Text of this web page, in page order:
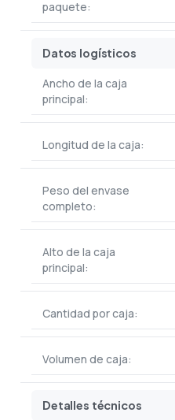
paquete:
Datos logísticos
Ancho de la caja
principal:
Longitud de la caja:
Peso del envase
completo:
Alto de la caja
principal:
Cantidad por caja:
Volumen de caja:
Detalles técnicos